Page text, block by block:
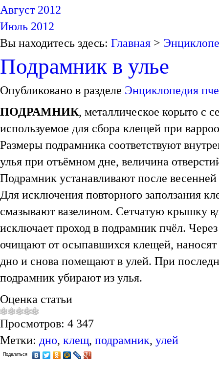
Август 2012
Июль 2012
Вы находитесь здесь: Главная >
Подрамник в улье
Опубликовано в разделе Энциклопедия
ПОДРАМНИК, металлическое корыто с
используемое для сбора клещей при
Размеры подрамника соответствуют
улья при отъёмном дне, величина
Подрамник устанавливают после
Для исключения повторного заползания
смазывают вазелином. Сетчатую крышку
исключает проход в подрамник пчёл.
очищают от осыпавшихся клещей, наносят
дно и снова помещают в улей. При
подрамник убирают из улья.
Оценка статьи
Просмотров: 4 347
Метки: дно, клещ, подрамник, улей
Поделиться